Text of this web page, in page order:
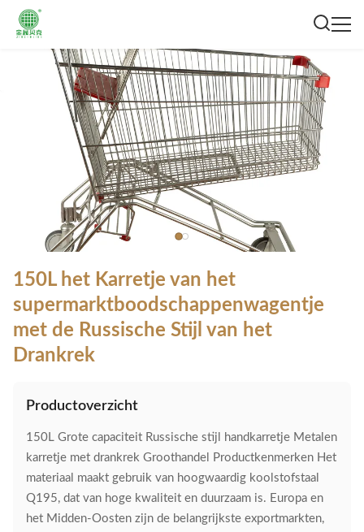
150L het Karretje van het
supermarktboodschappenwagentje
met de Russische Stijl van het
Drankrek
Productoverzicht
150L Grote capaciteit Russische stijl handkarretje Metalen
karretje met drankrek Groothandel Productkenmerken Het
materiaal maakt gebruik van hoogwaardig koolstofstaal
Q195, dat van hoge kwaliteit en duurzaam is. Europa en
het Midden-Oosten zijn de belangrijkste exportmarkten,